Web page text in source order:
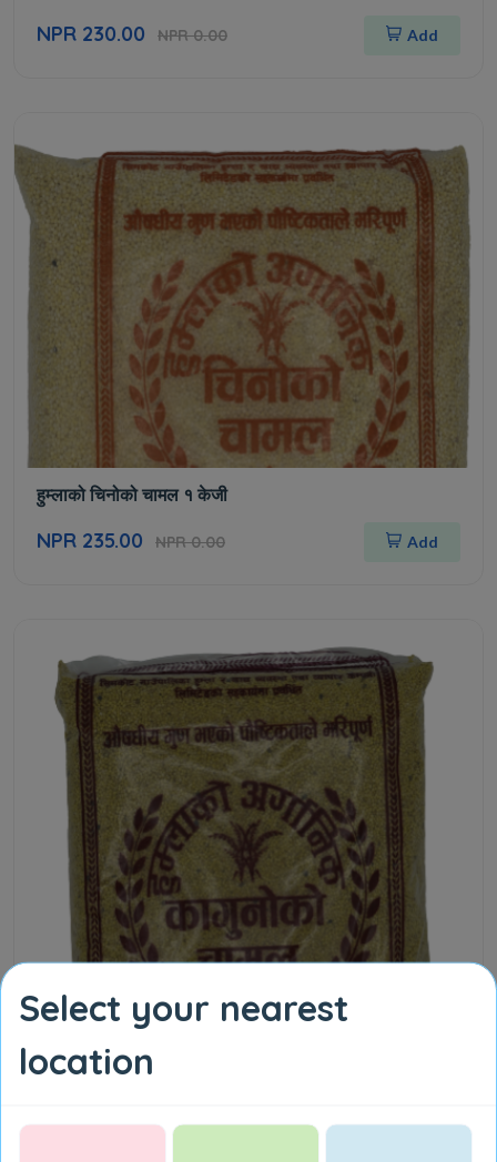
NPR 230.00 NPR 0.00 Add
हुम्लाको चिनोको चामल १ केजी
NPR 235.00 NPR 0.00 Add
हुम्लाको कागुनोको चामल १ केजी
NPR 260.00
Select your nearest
location